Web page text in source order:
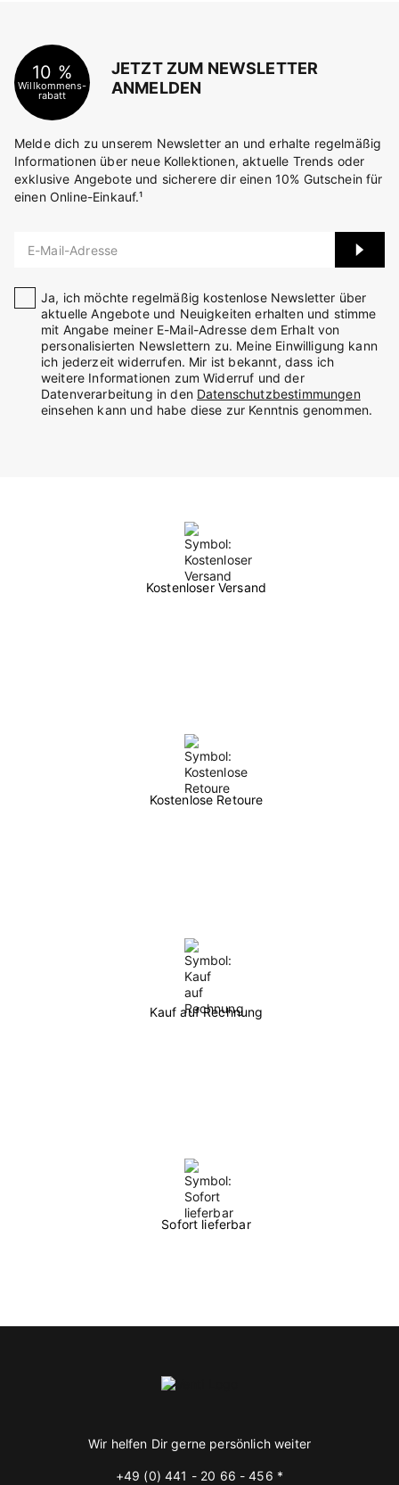
10 %
Willkommens-
rabatt
JETZT ZUM NEWSLETTER
ANMELDEN
Melde dich zu unserem Newsletter an und erhalte regelmäßig
Informationen über neue Kollektionen, aktuelle Trends oder
exklusive Angebote und sicherere dir einen 10% Gutschein für
einen Online-Einkauf.¹
E-Mail-Adresse
Ja, ich möchte regelmäßig kostenlose Newsletter über
aktuelle Angebote und Neuigkeiten erhalten und stimme
mit Angabe meiner E-Mail-Adresse dem Erhalt von
personalisierten Newslettern zu. Meine Einwilligung kann
ich jederzeit widerrufen. Mir ist bekannt, dass ich
weitere Informationen zum Widerruf und der
Datenverarbeitung in den Datenschutzbestimmungen
einsehen kann und habe diese zur Kenntnis genommen.
Kostenloser Versand
Kostenlose Retoure
Kauf auf Rechnung
Sofort lieferbar
Wir helfen Dir gerne persönlich weiter
+49 (0) 441 - 20 66 - 456 *